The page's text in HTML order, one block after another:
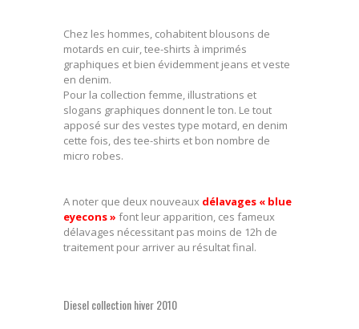
Chez les hommes, cohabitent blousons de
motards en cuir, tee-shirts à imprimés
graphiques et bien évidemment jeans et veste
en denim.
Pour la collection femme, illustrations et
slogans graphiques donnent le ton. Le tout
apposé sur des vestes type motard, en denim
cette fois, des tee-shirts et bon nombre de
micro robes.
A noter que deux nouveaux délavages « blue
eyecons » font leur apparition, ces fameux
délavages nécessitant pas moins de 12h de
traitement pour arriver au résultat final.
Diesel collection hiver 2010